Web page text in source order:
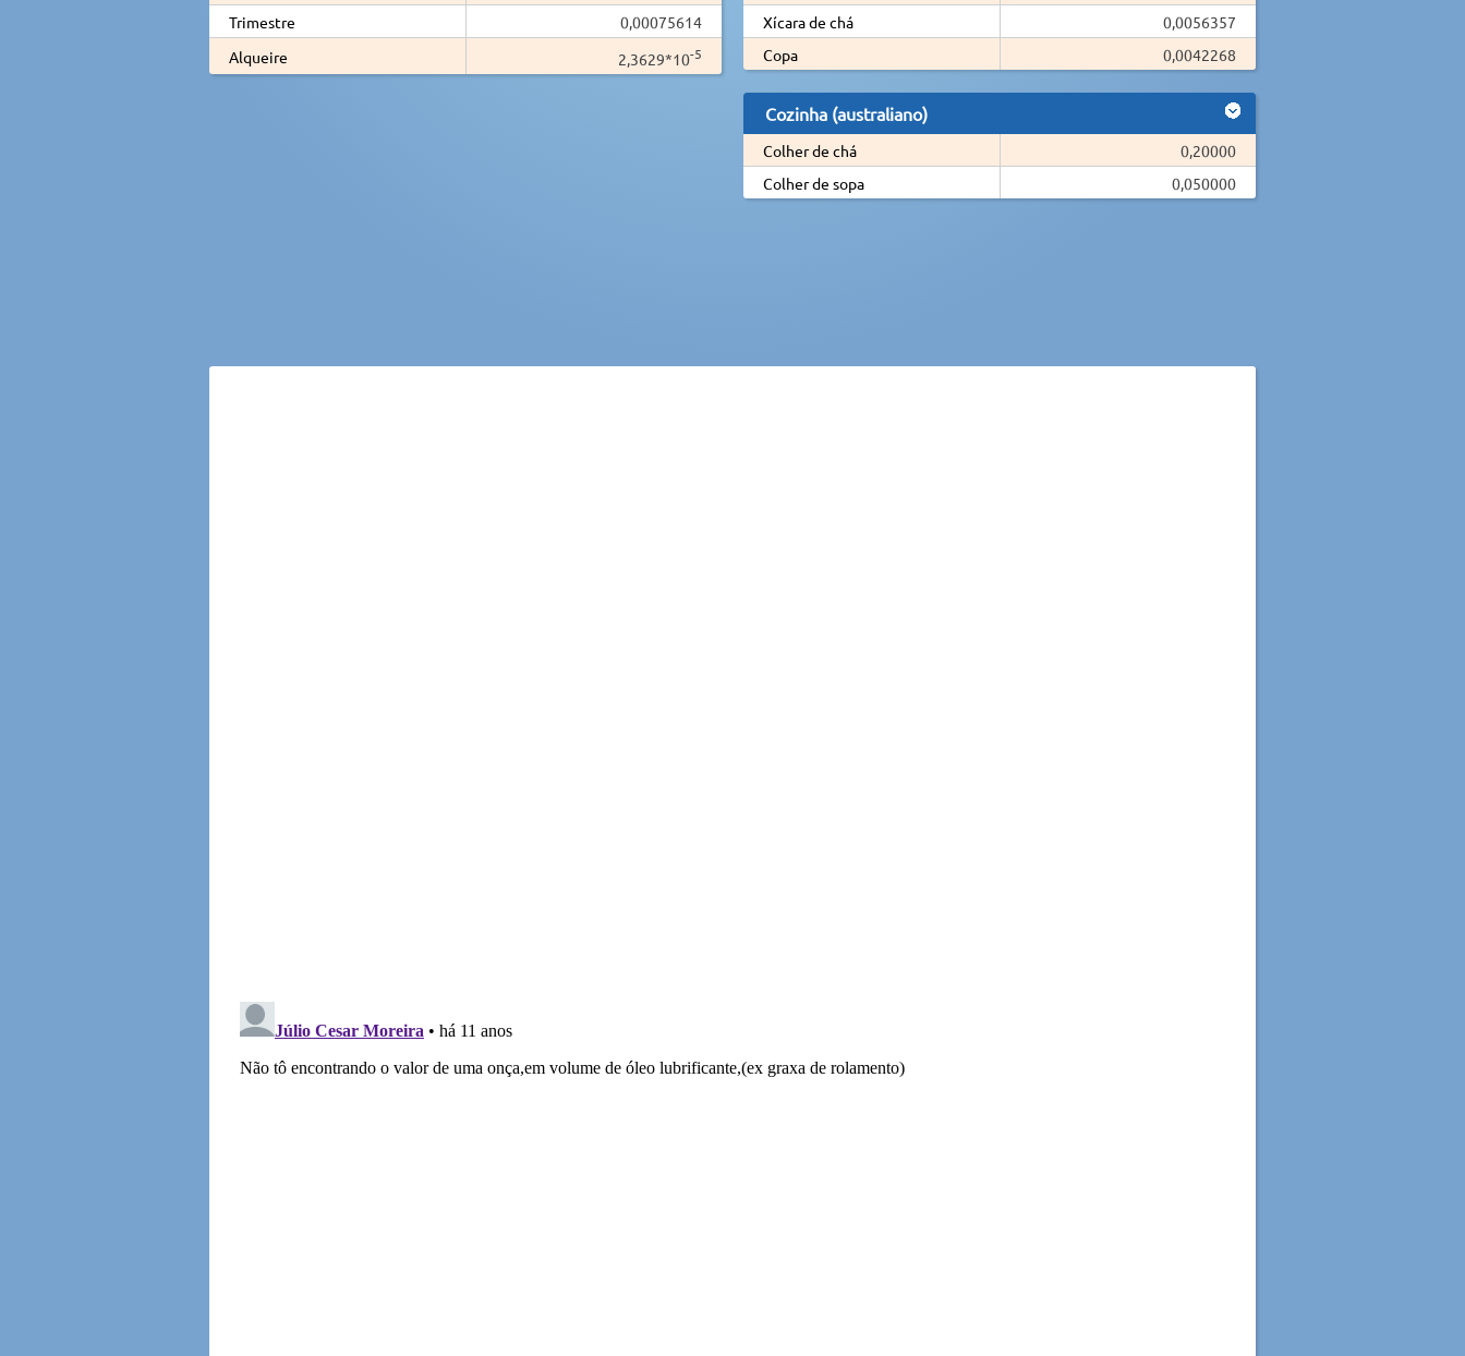
Trimestre
0,00075614
Alqueire
2,3629*10-5
Xícara de chá
0,0056357
Copa
0,0042268
Cozinha (australiano)
Colher de chá
0,20000
Colher de sopa
0,050000